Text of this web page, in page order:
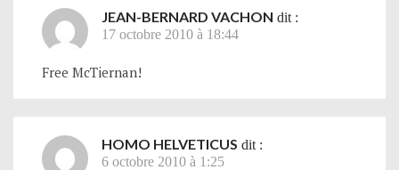
JEAN-BERNARD VACHON dit :
17 octobre 2010 à 18:44
Free McTiernan!
HOMO HELVETICUS dit :
6 octobre 2010 à 1:25